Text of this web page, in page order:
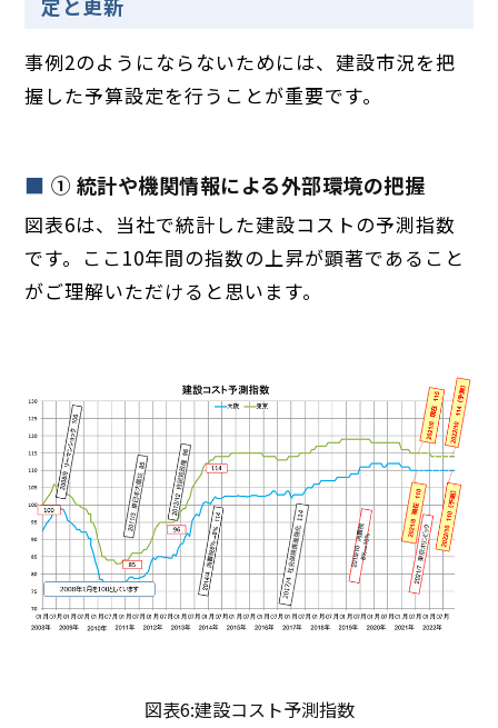
定と更新
事例2のようにならないためには、建設市況を把
握した予算設定を行うことが重要です。
① 統計や機関情報による外部環境の把握
図表6は、当社で統計した建設コストの予測指数
です。ここ10年間の指数の上昇が顕著であること
がご理解いただけると思います。
図表6:建設コスト予測指数